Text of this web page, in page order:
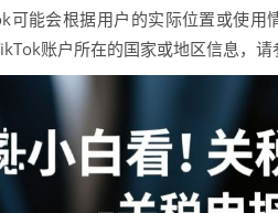
可能会根据用户的实际位置或使
账户所在的国家或地区信息，请